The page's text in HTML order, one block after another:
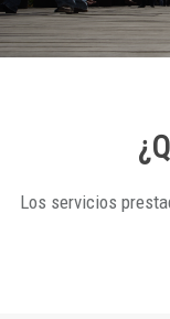
Los servicios